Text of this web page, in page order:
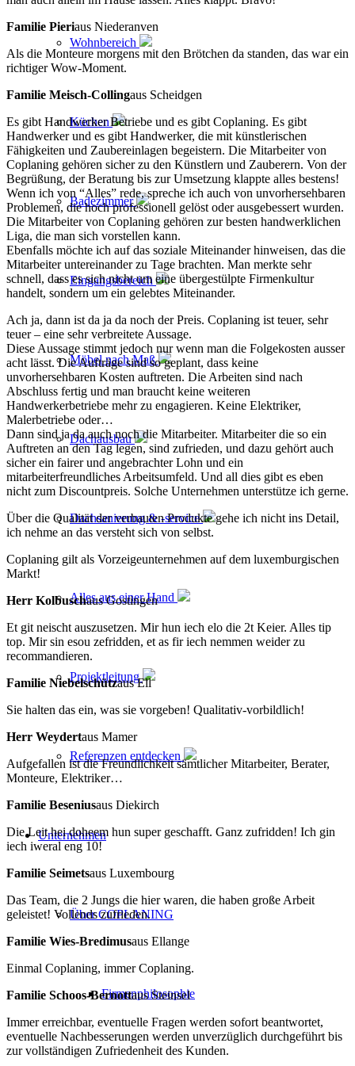
Wohnbereich
Küchen
Badezimmer
Eingangsbereich
Möbel nach Maß
Dachausbau
Dachsanierung & -service
Alles aus einer Hand
Projektleitung
Referenzen entdecken
Unternehmen
Über COPLANING
Firmenphilosophie
Familie Pieriaus Niederanven
Als die Monteure morgens mit den Brötchen da standen, das war ein
richtiger Wow-Moment.
Familie Meisch-Collingaus Scheidgen
Es gibt Handwerker Betriebe und es gibt Coplaning. Es gibt
Handwerker und es gibt Handwerker, die mit künstlerischen
Fähigkeiten und Zaubereinlagen begeistern. Die Mitarbeiter von
Coplaning gehören sicher zu den Künstlern und Zauberern. Von der
Begrüßung, der Beratung bis zur Umsetzung klappte alles bestens!
Wenn ich von “Alles” rede, spreche ich auch von unvorhersehbaren
Problemen, die hoch professionell gelöst oder ausgebessert wurden.
Die Mitarbeiter von Coplaning gehören zur besten handwerklichen
Liga, die man sich vorstellen kann.
Ebenfalls möchte ich auf das soziale Miteinander hinweisen, das die
Mitarbeiter untereinander zu Tage brachten. Man merkte sehr
schnell, dass es sich nicht um eine übergestülpte Firmenkultur
handelt, sondern um ein gelebtes Miteinander.
Ach ja, dann ist da ja da noch der Preis. Coplaning ist teuer, sehr
teuer – eine sehr verbreitete Aussage.
Diese Aussage stimmt jedoch nur wenn man die Folgekosten ausser
acht lässt. Die Aufträge sind so geplant, dass keine
unvorhersehbaren Kosten auftreten. Die Arbeiten sind nach
Abschluss fertig und man braucht keine weiteren
Handwerkerbetriebe mehr zu engagieren. Keine Elektriker,
Malerbetriebe oder…
Dann sind ja da auch noch die Mitarbeiter. Mitarbeiter die so ein
Auftreten an den Tag legen, sind zufrieden, und dazu gehört auch
sicher ein fairer und angebrachter Lohn und ein
mitarbeiterfreundliches Arbeitsumfeld. Und all dies gibt es eben
nicht zum Discountpreis. Solche Unternehmen unterstütze ich gerne.
Über die Qualität der verbauten Produkte gehe ich nicht ins Detail,
ich nehme an das versteht sich von selbst.
Coplaning gilt als Vorzeigeunternehmen auf dem luxemburgischen
Markt!
Herr Kolbuschaus Gostingen
Et git neischt auszusetzen. Mir hun iech elo die 2t Keier. Alles tip
top. Mir sin esou zefridden, et as fir iech nemmen weider zu
recommandieren.
Familie Niebelschützaus Ell
Sie halten das ein, was sie vorgeben! Qualitativ-vorbildlich!
Herr Weydertaus Mamer
Aufgefallen ist die Freundlichkeit sämtlicher Mitarbeiter, Berater,
Monteure, Elektriker…
Familie Beseniusaus Diekirch
Die Leit hei doheem hun super geschafft. Ganz zufridden! Ich gin
iech iweral eng 10!
Familie Seimetsaus Luxembourg
Das Team, die 2 Jungs die hier waren, die haben große Arbeit
geleistet! Vollends zufrieden.
Familie Wies-Bredimusaus Ellange
Einmal Coplaning, immer Coplaning.
Familie Schoos-Bernottaus Steinsel
Immer erreichbar, eventuelle Fragen werden sofort beantwortet,
eventuelle Nachbesserungen werden unverzüglich durchgeführt bis
zur vollständigen Zufriedenheit des Kunden.